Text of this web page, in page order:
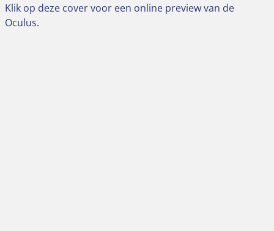
Klik op deze cover voor een online preview van de
Oculus.